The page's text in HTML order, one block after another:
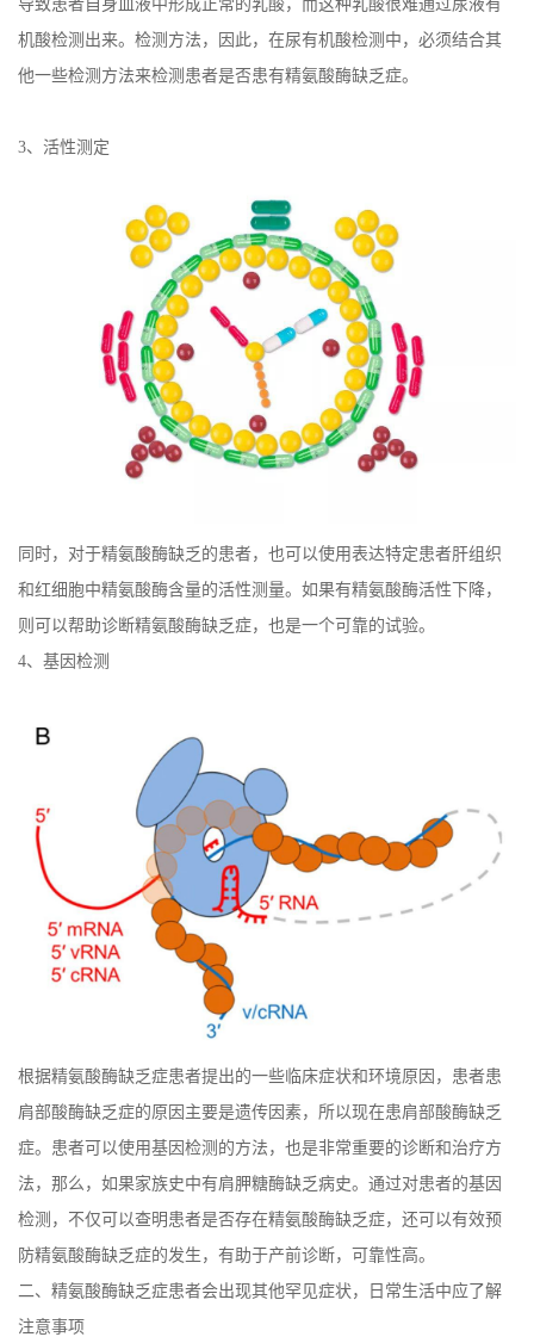
导致患者自身血液中形成正常的乳酸，而这种乳酸很难通过尿液有
机酸检测出来。检测方法，因此，在尿有机酸检测中，必须结合其
他一些检测方法来检测患者是否患有精氨酸酶缺乏症。
3、活性测定
同时，对于精氨酸酶缺乏的患者，也可以使用表达特定患者肝组织
和红细胞中精氨酸酶含量的活性测量。如果有精氨酸酶活性下降，
则可以帮助诊断精氨酸酶缺乏症，也是一个可靠的试验。
4、基因检测
根据精氨酸酶缺乏症患者提出的一些临床症状和环境原因，患者患
肩部酸酶缺乏症的原因主要是遗传因素，所以现在患肩部酸酶缺乏
症。患者可以使用基因检测的方法，也是非常重要的诊断和治疗方
法，那么，如果家族史中有肩胛糖酶缺乏病史。通过对患者的基因
检测，不仅可以查明患者是否存在精氨酸酶缺乏症，还可以有效预
防精氨酸酶缺乏症的发生，有助于产前诊断，可靠性高。
二、精氨酸酶缺乏症患者会出现其他罕见症状，日常生活中应了解
注意事项